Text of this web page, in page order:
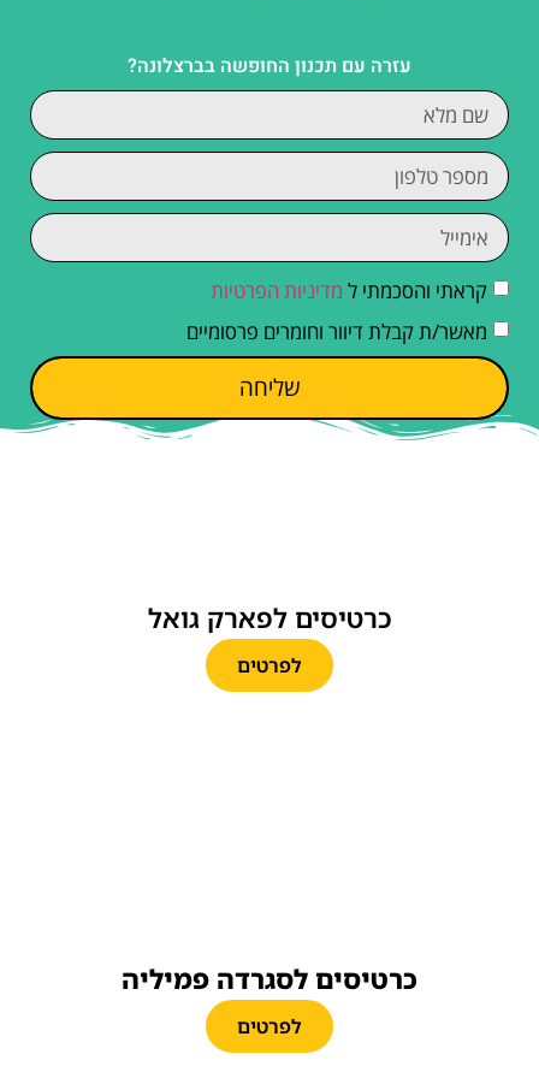
עזרה עם תכנון החופשה בברצלונה?
קראתי והסכמתי ל מדיניות הפרטיות
מאשר/ת קבלת דיוור וחומרים פרסומיים
שליחה
כרטיסים לפארק גואל
לפרטים
כרטיסים לסגרדה פמיליה
לפרטים